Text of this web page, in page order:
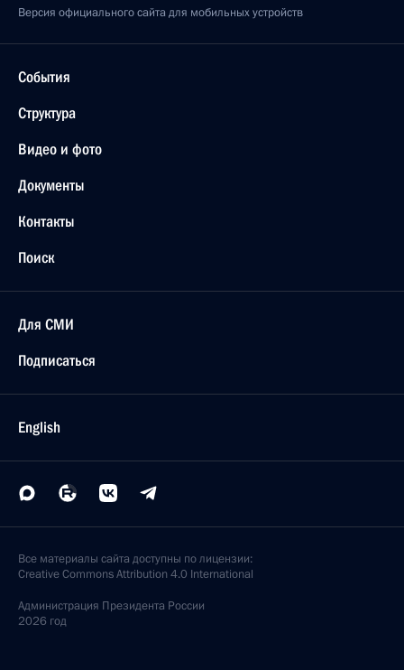
Версия официального сайта для мобильных устройств
События
Структура
Видео и фото
Документы
Контакты
Поиск
Для СМИ
Подписаться
English
Все материалы сайта доступны по лицензии:
Creative Commons Attribution 4.0 International
Администрация Президента России
2026 год